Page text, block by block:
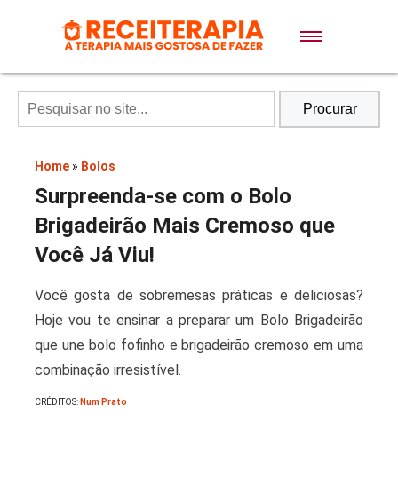
Doces e Sobremesas
Air Fryer
Lanches
Pães
Procurar
Home » Bolos
Surpreenda-se com o Bolo
Brigadeirão Mais Cremoso que
Você Já Viu!
Você gosta de sobremesas práticas e deliciosas?
Hoje vou te ensinar a preparar um Bolo Brigadeirão
que une bolo fofinho e brigadeirão cremoso em uma
combinação irresistível.
CRÉDITOS: Num Prato